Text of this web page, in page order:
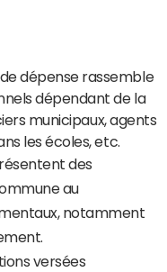
dépense rassemble
dépendant de la
municipaux, agents
les écoles, etc.
des
au
notamment
versées